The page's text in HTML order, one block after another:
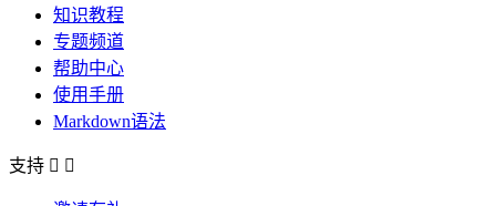
知识教程
专题频道
帮助中心
使用手册
Markdown语法
支持  